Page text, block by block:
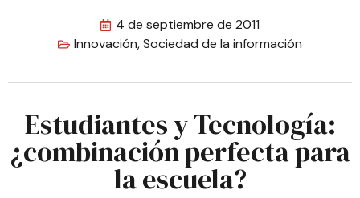
4 de septiembre de 2011
Innovación,Sociedad de la información
Estudiantes y Tecnología:
¿combinación perfecta para
la escuela?